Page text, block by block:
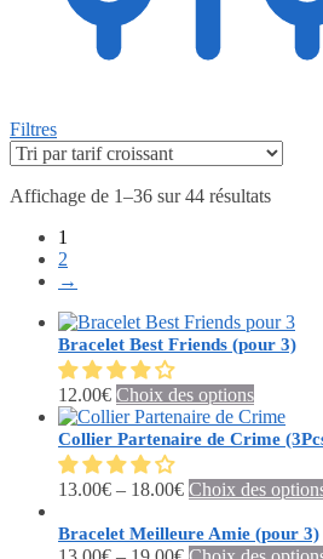
Filtres
Affichage de 1–36 sur 44 résultats
1
2
→
Bracelet Best Friends (pour 3)
12.00€ Choix des optionsCe
produit
a
Les
options
peuvent
Collier Partenaire de Crime
13.00€ – 18.00€ Choix des
Bracelet Meilleure Amie (pour 3)